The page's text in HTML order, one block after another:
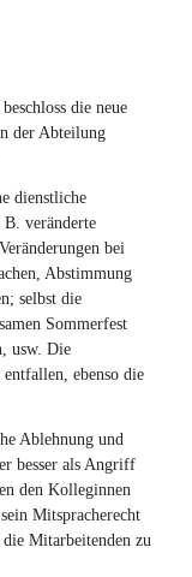
die neue
der Abteilung
dienstliche
veränderte
bei
Abstimmung
selbst die
Sommerfest
usw. Die
ebenso die
Ablehnung und
besser als Angriff
den Kolleginnen
Mitspracherecht
Mitarbeitenden zu